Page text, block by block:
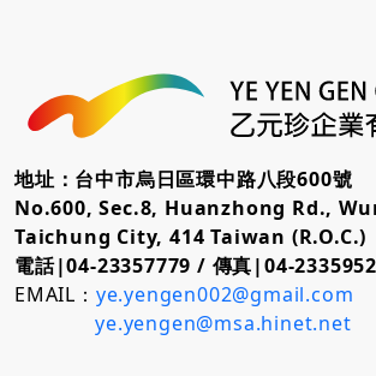
地址：台中市烏日區環中路八段600號
No.600, Sec.8, Huanzhong Rd.,
Taichung City, 414 Taiwan (R.O.C.)
電話|04-23357779 / 傳真|04-
EMAIL： ye.yengen002@gmail.com
ye.yengen@msa.hinet.net